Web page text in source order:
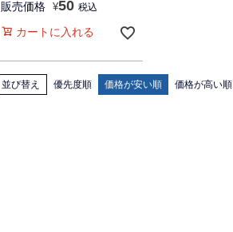
販売価格 ¥50 税込
カートに入れる
並び替え 優先度順 価格が安い順 価格が高い順